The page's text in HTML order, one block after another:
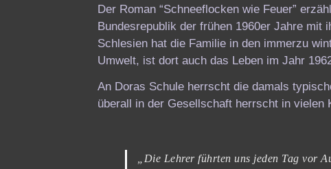
Der Roman “Schneeflocken wie Feuer”
Bundesrepublik der frühen 1960er Jahre mit
Schlesien hat die Familie in den immerzu
Umwelt, ist dort auch das Leben im Jahr
An Doras Schule herrscht die damals
überall in der Gesellschaft herrscht in
„Die Lehrer führten uns jeden Tag vor